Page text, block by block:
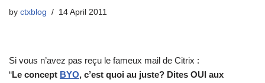
by ctxblog 14 April 2011
Si vous n’avez pas reçu le fameux mail de Citrix :
“Le concept BYO, c’est quoi au juste? Dites OUI aux